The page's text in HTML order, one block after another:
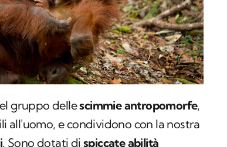
gruppo dellescimmie antropomorfe,
all'uomo, e condividono con la nostra
. Sono dotati dispiccate abilità